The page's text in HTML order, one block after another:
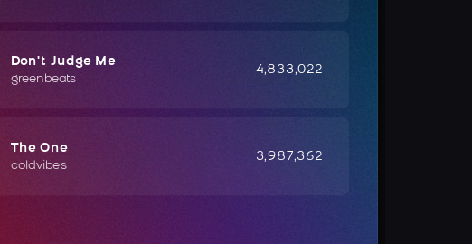
Don't Judge Me
greenbeats
4,833,022
The One
coldvibes
3,987,362